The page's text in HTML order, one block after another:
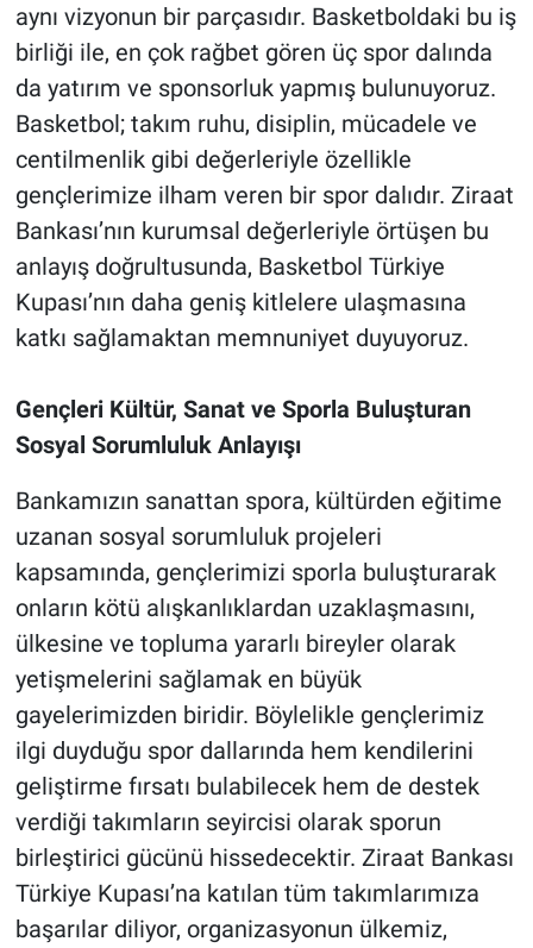
aynı vizyonun bir parçasıdır. Basketboldaki bu iş
birliği ile, en çok rağbet gören üç spor dalında
da yatırım ve sponsorluk yapmış bulunuyoruz.
Basketbol; takım ruhu, disiplin, mücadele ve
centilmenlik gibi değerleriyle özellikle
gençlerimize ilham veren bir spor dalıdır. Ziraat
Bankası’nın kurumsal değerleriyle örtüşen bu
anlayış doğrultusunda, Basketbol Türkiye
Kupası’nın daha geniş kitlelere ulaşmasına
katkı sağlamaktan memnuniyet duyuyoruz.
Gençleri Kültür, Sanat ve Sporla Buluşturan
Sosyal Sorumluluk Anlayışı
Bankamızın sanattan spora, kültürden eğitime
uzanan sosyal sorumluluk projeleri
kapsamında, gençlerimizi sporla buluşturarak
onların kötü alışkanlıklardan uzaklaşmasını,
ülkesine ve topluma yararlı bireyler olarak
yetişmelerini sağlamak en büyük
gayelerimizden biridir. Böylelikle gençlerimiz
ilgi duyduğu spor dallarında hem kendilerini
geliştirme fırsatı bulabilecek hem de destek
verdiği takımların seyircisi olarak sporun
birleştirici gücünü hissedecektir. Ziraat Bankası
Türkiye Kupası’na katılan tüm takımlarımıza
başarılar diliyor, organizasyonun ülkemiz,